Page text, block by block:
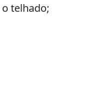
telhado;